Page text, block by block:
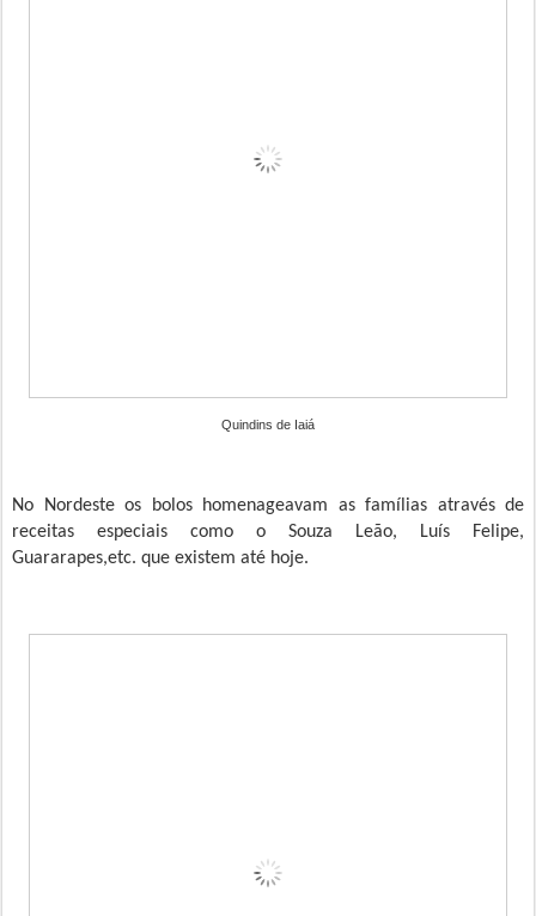
Quindins de Iaiá
No Nordeste os bolos homenageavam as famílias através de
receitas especiais como o Souza Leão, Luís Felipe,
Guararapes,etc. que existem até hoje.